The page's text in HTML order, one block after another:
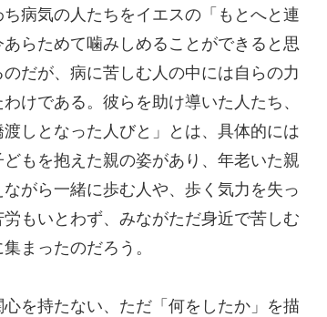
病気の人たちをイエスの「もとへと連
らためて噛みしめることができると思
だが、病に苦しむ人の中には自らの力
けである。彼らを助け導いた人たち、
しとなった人びと」とは、具体的には
もを抱えた親の姿があり、年老いた親
がら一緒に歩む人や、歩く気力を失っ
もいとわず、みながただ身近で苦しむ
まったのだろう。
を持たない、ただ「何をしたか」を描